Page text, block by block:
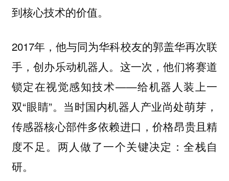
到核心技术的价值。
2017年，他与同为华科校友的郭盖华再次联
手，创办乐动机器人。这一次，他们将赛道
锁定在视觉感知技术——给机器人装上一
双“眼睛”。当时国内机器人产业尚处萌芽，
传感器核心部件多依赖进口，价格昂贵且精
度不足。两人做了一个关键决定：全栈自
研。